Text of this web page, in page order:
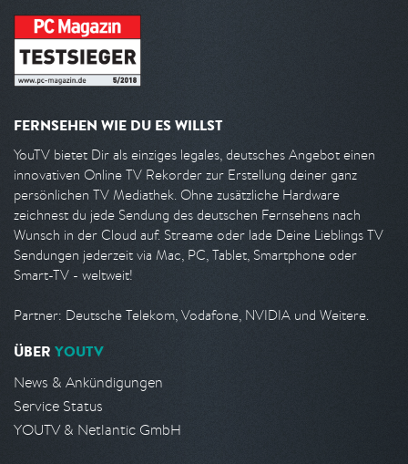
FERNSEHEN WIE DU ES WILLST
YouTV bietet Dir als einziges legales, deutsches Angebot einen
innovativen Online TV Rekorder zur Erstellung deiner ganz
persönlichen TV Mediathek. Ohne zusätzliche Hardware
zeichnest du jede Sendung des deutschen Fernsehens nach
Wunsch in der Cloud auf. Streame oder lade Deine Lieblings TV
Sendungen jederzeit via Mac, PC, Tablet, Smartphone oder
Smart-TV - weltweit!
Partner: Deutsche Telekom, Vodafone, NVIDIA und Weitere.
ÜBER YOUTV
News & Ankündigungen
Service Status
YOUTV & Netlantic GmbH